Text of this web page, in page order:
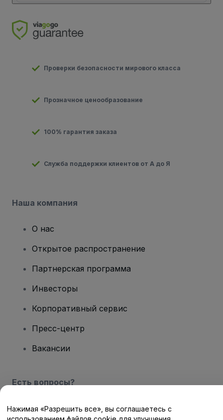
Проверки безопасности мирового класса
Прозначное ценообразование
100% гарантия заказа
Служба поддержки клиентов от А до Я
Наша компания
О нас
Открытое распространение
Партнерская программа
Инвесторы
Корпоративный сервис
Пресс-центр
Вакансии
Есть вопросы?
Центр помощи / Свяжитесь с нами
Нажимая «Разрешить все», вы соглашаетесь с